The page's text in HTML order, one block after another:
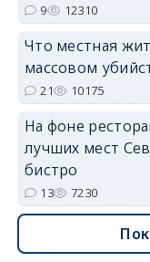
9 12310
Что местная
массовом
21 10175
На фоне
лучших мест
бистро
13 7230